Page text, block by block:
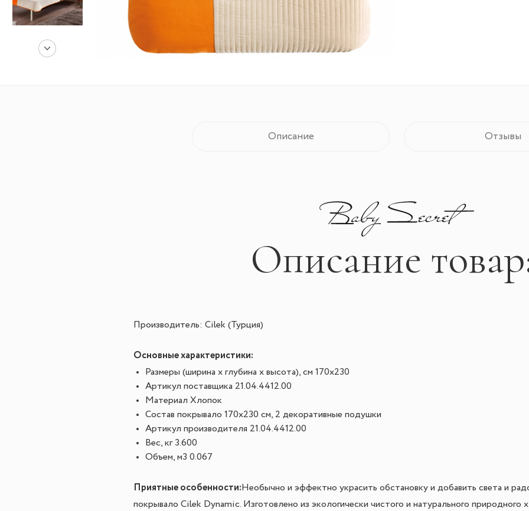
Описание Отзывы
Описание
Производитель: Cilek (Турция)
Основные характеристики:
Размеры (ширина х глубина х высота), см 170x230
Артикул поставщика 21.04.4412.00
Материал Хлопок
Состав покрывало 170x230 см, 2 декоративные подушки
Артикул производителя 21.04.4412.00
Вес, кг 3.600
Объем, м3 0.067
Приятные особенности: Необычно и эффектно украсить обстановку и добавить света и
покрывало Cilek Dynamic. Изготовлено из экологически чистого и натурального природного